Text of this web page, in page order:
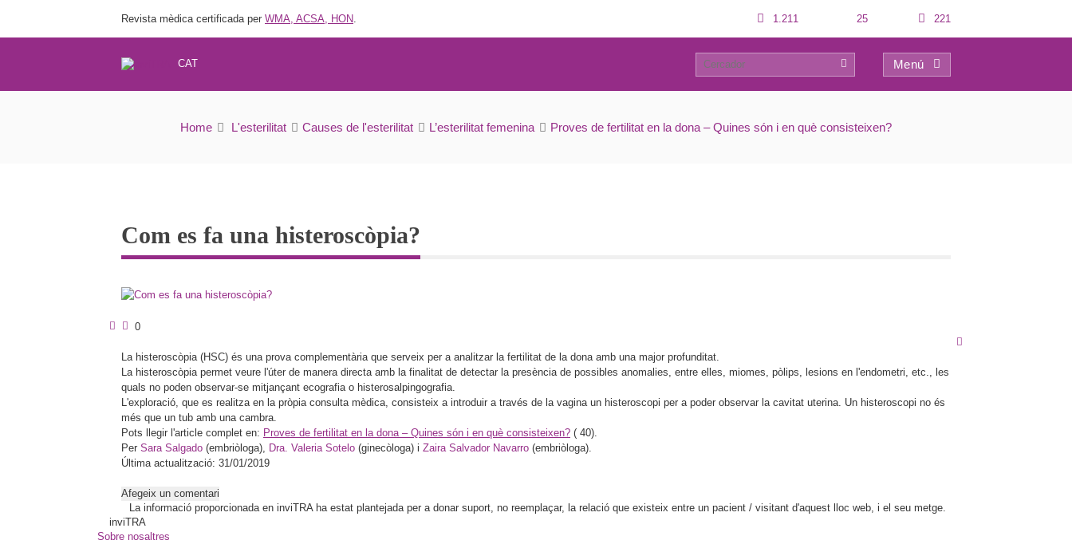
Revista mèdica certificada per WMA, ACSA, HON. 1.211 25 221
CAT
Menú
Com es fa una histeroscòpia?
0 0
Home L'esterilitat Causes de l'esterilitat L’esterilitat femenina Proves de fertilitat en la dona – Quines són i en què consisteixen?
Com es fa una histeroscòpia?
0
La histeroscòpia (HSC) és una prova complementària que serveix per a analitzar la fertilitat de la dona amb una major profunditat.
La histeroscòpia permet veure l'úter de manera directa amb la finalitat de detectar la presència de possibles anomalies, entre elles, miomes, pòlips, lesions en l'endometri, etc., les
quals no poden observar-se mitjançant ecografia o histerosalpingografia.
L'exploració, que es realitza en la pròpia consulta mèdica, consisteix a introduir a través de la vagina un histeroscopi per a poder observar la cavitat uterina. Un histeroscopi no és
més que un tub amb una cambra.
Pots llegir l'article complet en: Proves de fertilitat en la dona – Quines són i en què consisteixen? ( 40).
Per Sara Salgado (embriòloga), Dra. Valeria Sotelo (ginecòloga) i Zaira Salvador Navarro (embriòloga).
Última actualització: 31/01/2019
Afegeix un comentari
La informació proporcionada en inviTRA ha estat plantejada per a donar suport, no reemplaçar, la relació que existeix entre un pacient / visitant d'aquest lloc web, i el seu metge.
inviTRA
Sobre nosaltres